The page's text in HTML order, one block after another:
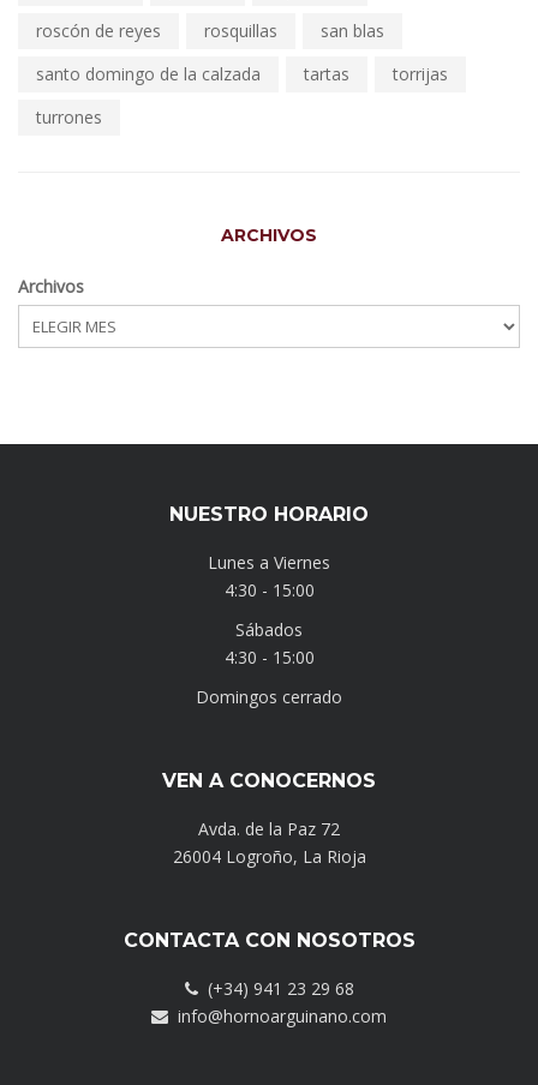
roscón de reyes
rosquillas
san blas
santo domingo de la calzada
tartas
torrijas
turrones
ARCHIVOS
Archivos
NUESTRO HORARIO
Lunes a Viernes
4:30 - 15:00
Sábados
4:30 - 15:00
Domingos cerrado
VEN A CONOCERNOS
Avda. de la Paz 72
26004 Logroño, La Rioja
CONTACTA CON NOSOTROS
(+34) 941 23 29 68
info@hornoarguinano.com